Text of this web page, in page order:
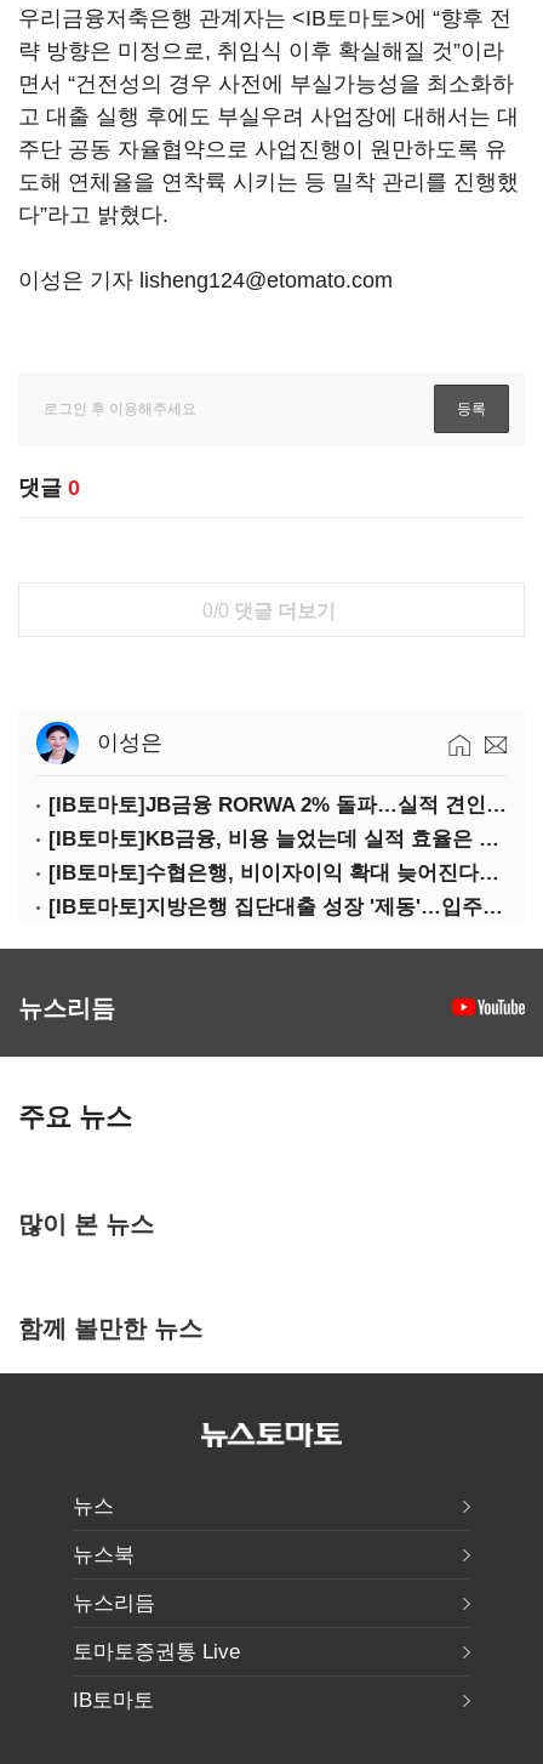
우리금융저축은행 관계자는 <IB토마토>에 “향후 전
략 방향은 미정으로, 취임식 이후 확실해질 것”이라
면서 “건전성의 경우 사전에 부실가능성을 최소화하
고 대출 실행 후에도 부실우려 사업장에 대해서는 대
주단 공동 자율협약으로 사업진행이 원만하도록 유
도해 연체율을 연착륙 시키는 등 밀착 관리를 진행했
다”라고 밝혔다.
이성은 기자 lisheng124@etomato.com
댓글 0
0/0 댓글 더보기
이성은
[IB토마토]JB금융 RORWA 2% 돌파…실적 견인은 은행 아닌 캐피탈
[IB토마토]KB금융, 비용 늘었는데 실적 효율은 개선…증권 호황 효과
[IB토마토]수협은행, 비이자이익 확대 늦어진다…공모운용사 인가 연말로
[IB토마토]지방은행 집단대출 성장 '제동'…입주절벽에 반사이익도 희박
뉴스리듬
주요 뉴스
많이 본 뉴스
함께 볼만한 뉴스
뉴스
뉴스북
뉴스리듬
토마토증권통 Live
IB토마토